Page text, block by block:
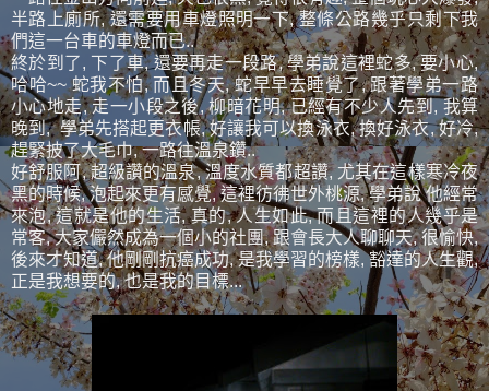
半路上廁所, 還需要用車燈照明一下, 整條公路幾乎只剩下我
們這一台車的車燈而已..
終於到了, 下了車, 還要再走一段路, 學弟說這裡蛇多, 要小心,
哈哈~~ 蛇我不怕, 而且冬天, 蛇早早去睡覺了, 跟著學弟一路
小心地走, 走一小段之後, 柳暗花明, 已經有不少人先到, 我算
晚到, 學弟先搭起更衣帳, 好讓我可以換泳衣, 換好泳衣, 好冷,
趕緊披了大毛巾, 一路往溫泉鑽..
好舒服阿, 超級讚的溫泉, 溫度水質都超讚, 尤其在這樣寒冷夜
黑的時候, 泡起來更有感覺, 這裡彷彿世外桃源, 學弟說 他經常
來泡, 這就是他的生活, 真的, 人生如此, 而且這裡的人幾乎是
常客, 大家儼然成為一個小的社團, 跟會長大人聊聊天, 很愉快,
後來才知道, 他剛剛抗癌成功, 是我學習的榜樣, 豁達的人生觀,
正是我想要的, 也是我的目標...